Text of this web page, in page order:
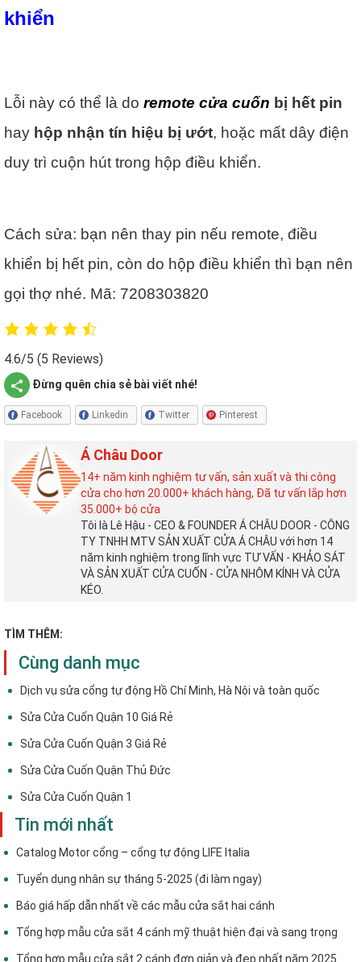
khiển
Lỗi này có thể là do remote cửa cuốn bị hết pin
hay hộp nhận tín hiệu bị ướt, hoặc mất dây điện
duy trì cuộn hút trong hộp điều khiển.
Cách sửa: bạn nên thay pin nếu remote, điều
khiển bị hết pin, còn do hộp điều khiển thì bạn nên
gọi thợ nhé. Mã: 7208303820
4.6/5 (5 Reviews)
Đừng quên chia sẻ bài viết nhé!
Facebook Linkedin Twitter Pinterest
Á Châu Door
14+ năm kinh nghiệm tư vấn, sản xuất và thi công
cửa cho hơn 20.000+ khách hàng, Đã tư vấn lắp hơn
35.000+ bộ cửa
Tôi là Lê Hậu - CEO & FOUNDER Á CHÂU DOOR - CÔNG
TY TNHH MTV SẢN XUẤT CỬA Á CHÂU với hơn 14
năm kinh nghiệm trong lĩnh vực TƯ VẤN - KHẢO SÁT
VÀ SẢN XUẤT CỬA CUỐN - CỬA NHÔM KÍNH VÀ CỬA
KÉO.
TÌM THÊM:
Cùng danh mục
Dịch vụ sửa cổng tự động Hồ Chí Minh, Hà Nội và toàn quốc
Sửa Cửa Cuốn Quận 10 Giá Rẻ
Sửa Cửa Cuốn Quận 3 Giá Rẻ
Sửa Cửa Cuốn Quận Thủ Đức
Sửa Cửa Cuốn Quận 1
Tin mới nhất
Catalog Motor cổng – cổng tự động LIFE Italia
Tuyển dụng nhân sự tháng 5-2025 (đi làm ngay)
Báo giá hấp dẫn nhất về các mẫu cửa sắt hai cánh
Tổng hợp mẫu cửa sắt 4 cánh mỹ thuật hiện đại và sang trọng
Tổng hợp mẫu cửa sắt 2 cánh đơn giản và đẹp nhất năm 2025